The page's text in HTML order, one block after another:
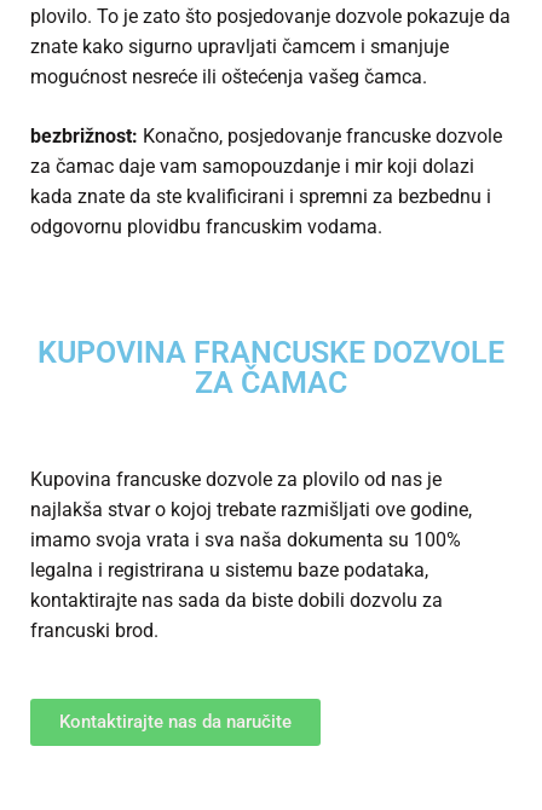
plovilo. To je zato što posjedovanje dozvole pokazuje da
znate kako sigurno upravljati čamcem i smanjuje
mogućnost nesreće ili oštećenja vašeg čamca.
bezbrižnost: Konačno, posjedovanje francuske dozvole
za čamac daje vam samopouzdanje i mir koji dolazi
kada znate da ste kvalificirani i spremni za bezbednu i
odgovornu plovidbu francuskim vodama.
KUPOVINA FRANCUSKE DOZVOLE
ZA ČAMAC
Kupovina francuske dozvole za plovilo od nas je
najlakša stvar o kojoj trebate razmišljati ove godine,
imamo svoja vrata i sva naša dokumenta su 100%
legalna i registrirana u sistemu baze podataka,
kontaktirajte nas sada da biste dobili dozvolu za
francuski brod.
Kontaktirajte nas da naručite